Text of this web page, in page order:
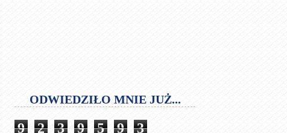
ODWIEDZIŁO MNIE JUŻ...
9 2 3 9 5 9 3